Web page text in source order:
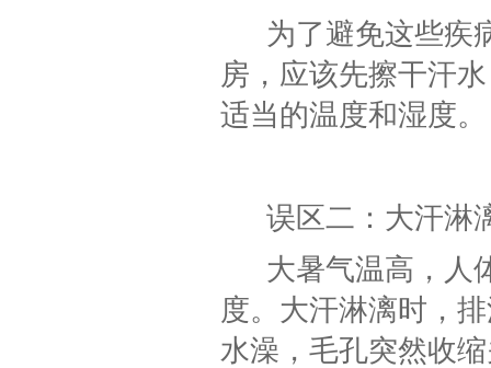
为了避免这些疾
房，应该先擦干汗
适当的温度和湿度。
误区二：大汗淋
大暑气温高，人
度。大汗淋漓时，
水澡，毛孔突然收